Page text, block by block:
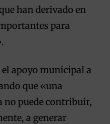
han derivado en
para
apoyo municipal a
que «una
puede contribuir,
a generar